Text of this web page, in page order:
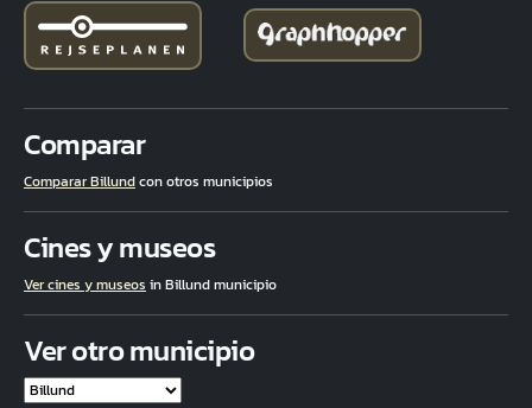
Comparar
Comparar Billundcon otros municipios
Cines y museos
Ver cines y museos in Billund municipio
Ver otro municipio